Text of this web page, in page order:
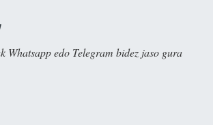
Whatsapp edo Telegram bidez jaso gura